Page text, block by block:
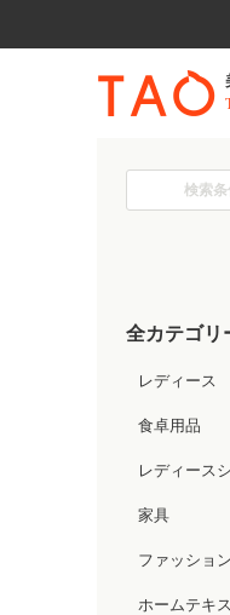
今だけ! 最大
検索条
全カテゴリ
レディース
食卓用品
レディース
家具
ファッショ
ホームテキ